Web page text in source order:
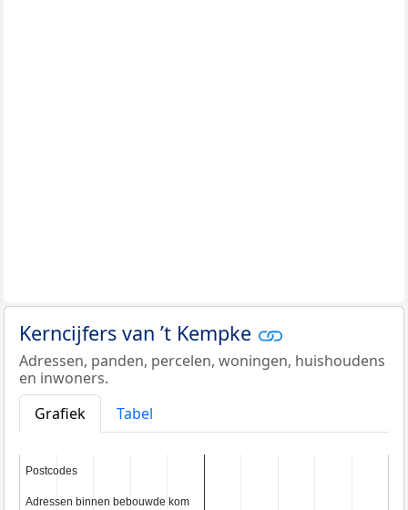
Kerncijfers van ’t Kempke
Adressen, panden, percelen, woningen, huishoudens
en inwoners.
Grafiek
Tabel
Postcodes
Postcodes
Adressen binnen bebouwde kom
Adressen binnen bebouwde kom